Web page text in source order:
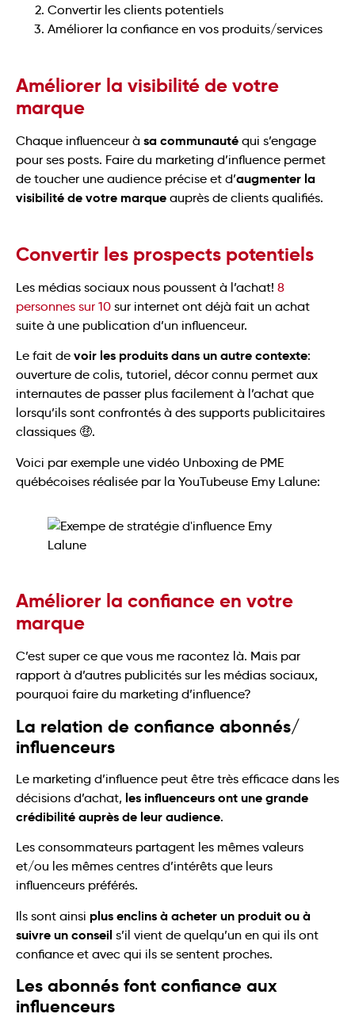
Convertir les clients potentiels
Améliorer la confiance en vos produits/services
Améliorer la visibilité de votre
marque
Chaque influenceur à sa communauté qui s’engage
pour ses posts. Faire du marketing d’influence permet
de toucher une audience précise et d’augmenter la
visibilité de votre marque auprès de clients qualifiés.
Convertir les prospects potentiels
Les médias sociaux nous poussent à l’achat! 8
personnes sur 10 sur internet ont déjà fait un achat
suite à une publication d’un influenceur.
Le fait de voir les produits dans un autre contexte:
ouverture de colis, tutoriel, décor connu permet aux
internautes de passer plus facilement à l’achat que
lorsqu’ils sont confrontés à des supports publicitaires
classiques 🤑.
Voici par exemple une vidéo Unboxing de PME
québécoises réalisée par la YouTubeuse Emy Lalune:
Améliorer la confiance en votre
marque
C’est super ce que vous me racontez là. Mais par
rapport à d’autres publicités sur les médias sociaux,
pourquoi faire du marketing d’influence?
La relation de confiance abonnés/
influenceurs
Le marketing d’influence peut être très efficace dans les
décisions d’achat, les influenceurs ont une grande
crédibilité auprès de leur audience.
Les consommateurs partagent les mêmes valeurs
et/ou les mêmes centres d’intérêts que leurs
influenceurs préférés.
Ils sont ainsi plus enclins à acheter un produit ou à
suivre un conseil s’il vient de quelqu’un en qui ils ont
confiance et avec qui ils se sentent proches.
Les abonnés font confiance aux
influenceurs